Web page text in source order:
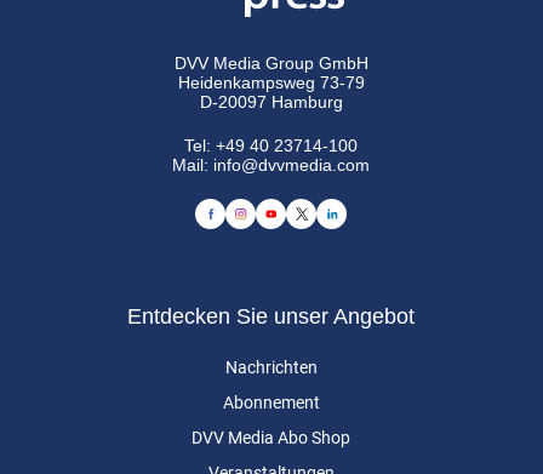
DVV Media Group GmbH
Heidenkampsweg 73-79
D-20097 Hamburg
Tel:+49 40 23714-100
Mail: info@dvvmedia.com
Entdecken Sie unser Angebot
Nachrichten
Abonnement
DVV Media Abo Shop